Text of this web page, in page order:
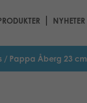
NYHETER
/ Pappa Åberg 23 cm